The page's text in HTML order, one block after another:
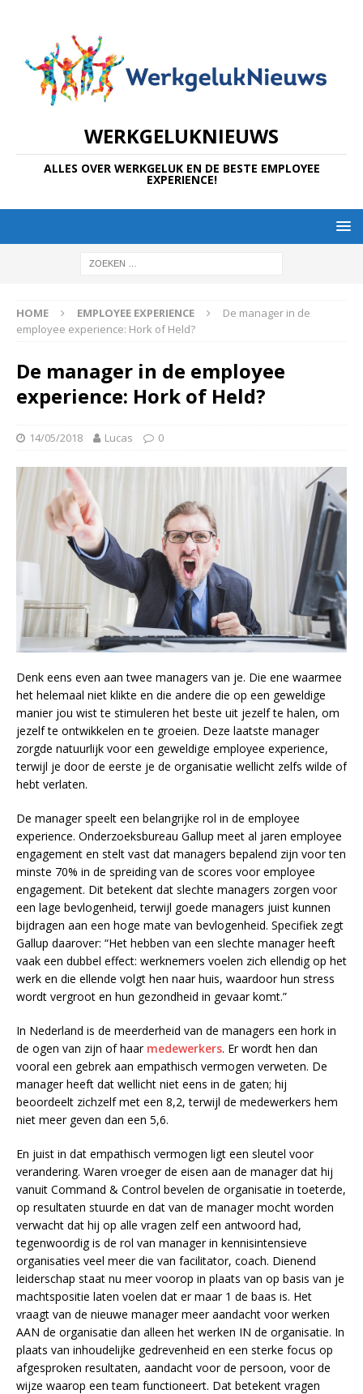
WERKGELUKNIEUWS
ALLES OVER WERKGELUK EN DE BESTE EMPLOYEE
EXPERIENCE!
HOME EMPLOYEE EXPERIENCE
De manager in de
employee experience: Hork of Held?
De manager in de employee
experience: Hork of Held?
14/05/2018 Lucas 0
Denk eens even aan twee managers van je. Die ene waarmee
het helemaal niet klikte en die andere die op een geweldige
manier jou wist te stimuleren het beste uit jezelf te halen, om
jezelf te ontwikkelen en te groeien. Deze laatste manager
zorgde natuurlijk voor een geweldige employee experience,
terwijl je door de eerste je de organisatie wellicht zelfs wilde of
hebt verlaten.
De manager speelt een belangrijke rol in de employee
experience. Onderzoeksbureau Gallup meet al jaren employee
engagement en stelt vast dat managers bepalend zijn voor ten
minste 70% in de spreiding van de scores voor employee
engagement. Dit betekent dat slechte managers zorgen voor
een lage bevlogenheid, terwijl goede managers juist kunnen
bijdragen aan een hoge mate van bevlogenheid. Specifiek zegt
Gallup daarover: “Het hebben van een slechte manager heeft
vaak een dubbel effect: werknemers voelen zich ellendig op het
werk en die ellende volgt hen naar huis, waardoor hun stress
wordt vergroot en hun gezondheid in gevaar komt.”
In Nederland is de meerderheid van de managers een hork in
de ogen van zijn of haar medewerkers. Er wordt hen dan
vooral een gebrek aan empathisch vermogen verweten. De
manager heeft dat wellicht niet eens in de gaten; hij
beoordeelt zichzelf met een 8,2, terwijl de medewerkers hem
niet meer geven dan een 5,6.
En juist in dat empathisch vermogen ligt een sleutel voor
verandering. Waren vroeger de eisen aan de manager dat hij
vanuit Command & Control bevelen de organisatie in toeterde,
op resultaten stuurde en dat van de manager mocht worden
verwacht dat hij op alle vragen zelf een antwoord had,
tegenwoordig is de rol van manager in kennisintensieve
organisaties veel meer die van facilitator, coach. Dienend
leiderschap staat nu meer voorop in plaats van op basis van je
machtspositie laten voelen dat er maar 1 de baas is. Het
vraagt van de nieuwe manager meer aandacht voor werken
AAN de organisatie dan alleen het werken IN de organisatie. In
plaats van inhoudelijke gedrevenheid en een sterke focus op
afgesproken resultaten, aandacht voor de persoon, voor de
wijze waarop een team functioneert. Dat betekent vragen